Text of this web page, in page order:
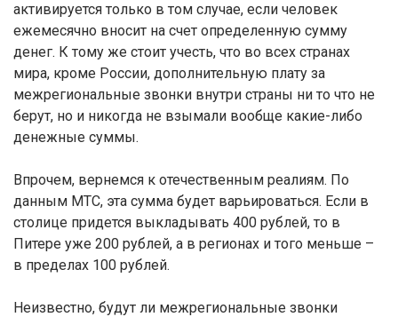
активируется только в том случае, если человек
ежемесячно вносит на счет определенную сумму
денег. К тому же стоит учесть, что во всех странах
мира, кроме России, дополнительную плату за
межрегиональные звонки внутри страны ни то что не
берут, но и никогда не взымали вообще какие-либо
денежные суммы.
Впрочем, вернемся к отечественным реалиям. По
данным МТС, эта сумма будет варьироваться. Если в
столице придется выкладывать 400 рублей, то в
Питере уже 200 рублей, а в регионах и того меньше –
в пределах 100 рублей.
Неизвестно, будут ли межрегиональные звонки